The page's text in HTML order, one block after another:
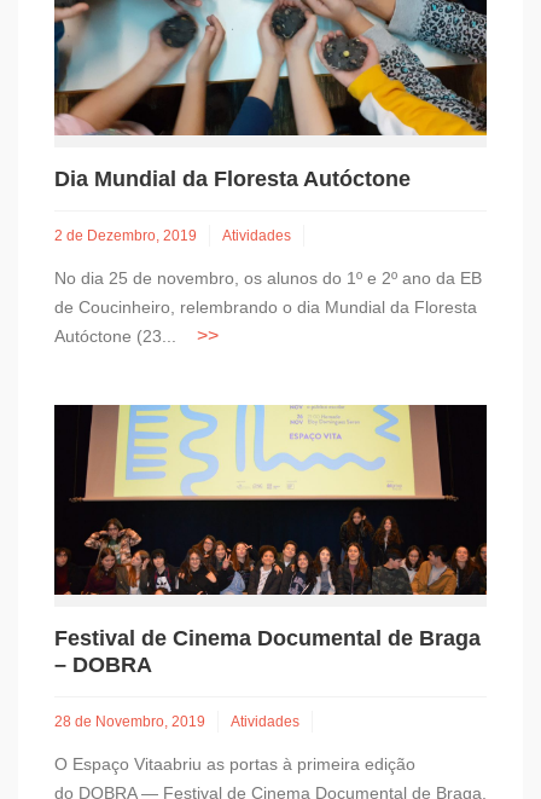
Dia Mundial da Floresta Autóctone
2 de Dezembro, 2019 Atividades
No dia 25 de novembro, os alunos do 1º e 2º ano da EB
de Coucinheiro, relembrando o dia Mundial da Floresta
Autóctone (23...
Festival de Cinema Documental de Braga
– DOBRA
28 de Novembro, 2019 Atividades
O Espaço Vitaabriu as portas à primeira edição
do DOBRA — Festival de Cinema Documental de Braga,